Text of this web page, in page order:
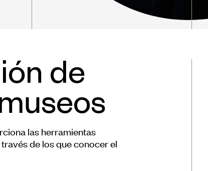
de
las herramientas
de los que conocer el